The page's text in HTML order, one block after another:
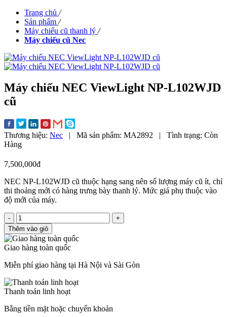
Trang chủ /
Sản phẩm /
Máy chiếu cũ thanh lý /
Máy chiếu cũ Nec
Máy chiếu NEC ViewLight NP-L102WJD
cũ
Thương hiệu: Nec | Mã sản phẩm: MA2892 | Tình trạng: Còn
Hàng
7,500,000đ
NEC NP-L102WJD cũ thuộc hạng sang nên số lượng máy cũ ít, chỉ
thi thoảng mới có hàng trưng bày thanh lý. Mức giá phụ thuộc vào
độ mới của máy.
-
+
Thêm vào giỏ
Giao hàng toàn quốc
Miễn phí giao hàng tại Hà Nội và Sài Gòn
Thanh toán linh hoạt
Bằng tiền mặt hoặc chuyển khoản